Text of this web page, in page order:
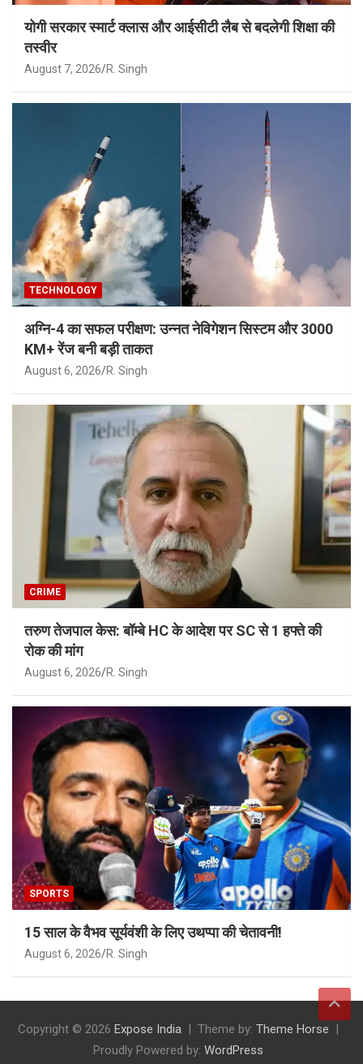
योगी सरकार स्मार्ट क्लास और आईसीटी लैब से बदलेगी शिक्षा की
तस्वीर
August 7, 2026 R. Singh
TECHNOLOGY
अग्नि-4 का सफल परीक्षण: उन्नत नेविगेशन सिस्टम और 3000
KM+ रेंज बनी बड़ी ताकत
August 6, 2026 R. Singh
CRIME
तरुण तेजपाल केस: बॉम्बे HC के आदेश पर SC से 1 हफ्ते की
रोक की मांग
August 6, 2026 R. Singh
SPORTS
15 साल के वैभव सूर्यवंशी के लिए उथप्पा की चेतावनी!
August 6, 2026 R. Singh
Copyright © 2026 Expose India Theme by: Theme Horse
Proudly Powered by: WordPress